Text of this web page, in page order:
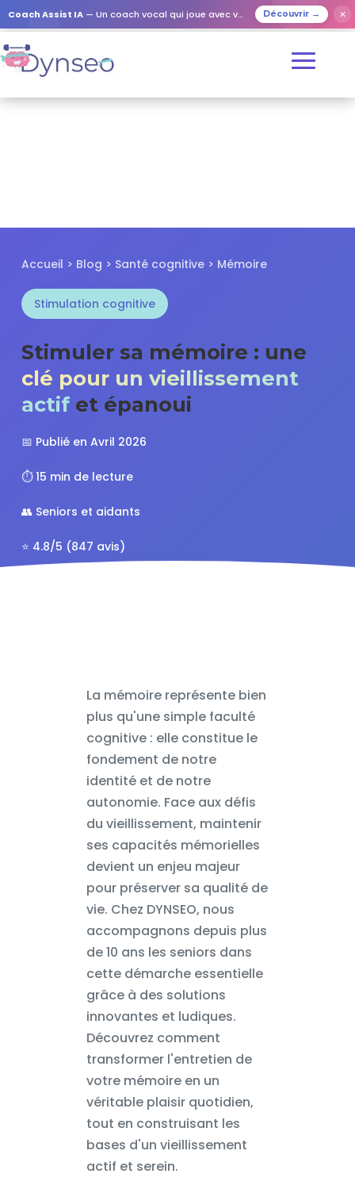
Coach Assist IA — Un coach vocal qui joue avec vos proches Découvrir → ✕
Accueil > Blog > Santé cognitive > Mémoire
Stimulation cognitive
Stimuler sa mémoire : une
clé pour un vieillissement
actif et épanoui
📅 Publié en Avril 2026
⏱️ 15 min de lecture
👥 Seniors et aidants
⭐ 4.8/5 (847 avis)
La mémoire représente bien
plus qu'une simple faculté
cognitive : elle constitue le
fondement de notre
identité et de notre
autonomie. Face aux défis
du vieillissement, maintenir
ses capacités mémorielles
devient un enjeu majeur
pour préserver sa qualité de
vie. Chez DYNSEO, nous
accompagnons depuis plus
de 10 ans les seniors dans
cette démarche essentielle
grâce à des solutions
innovantes et ludiques.
Découvrez comment
transformer l'entretien de
votre mémoire en un
véritable plaisir quotidien,
tout en construisant les
bases d'un vieillissement
actif et serein.